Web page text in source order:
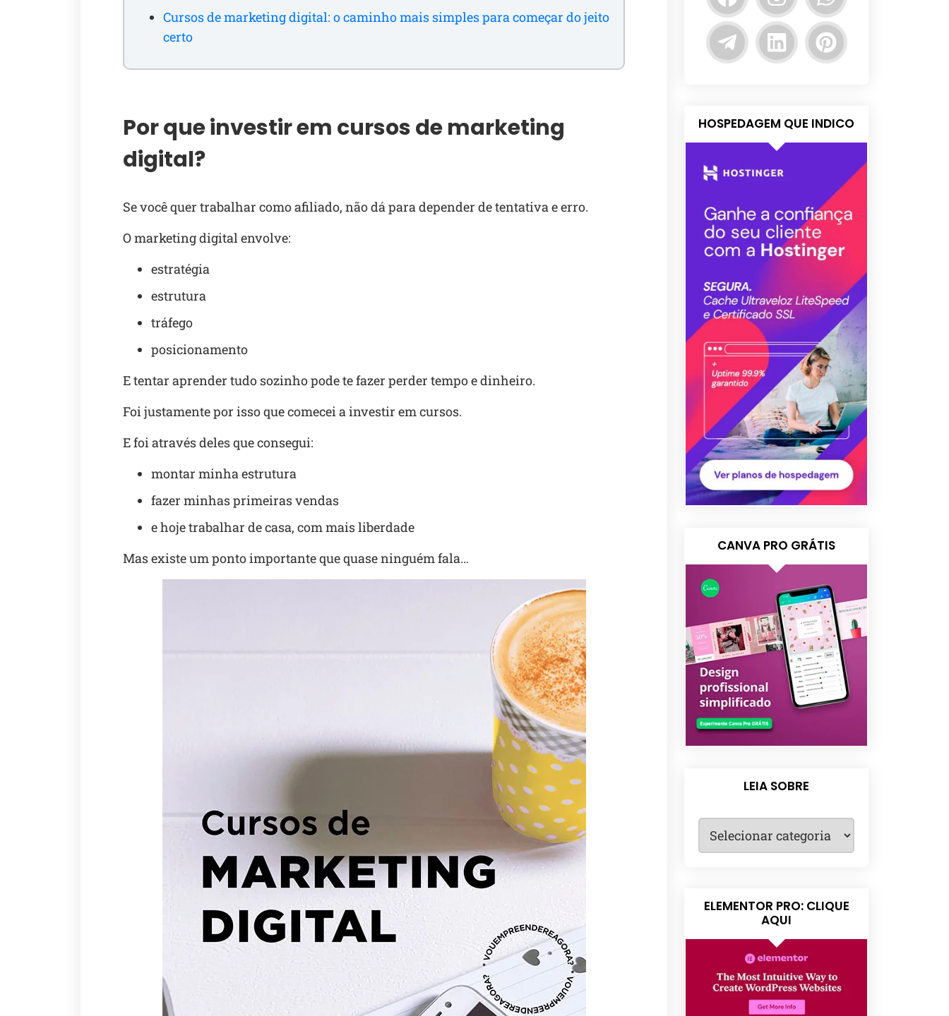
Cursos de marketing digital: o caminho mais simples para começar do jeito
certo
Por que investir em cursos de marketing
digital?
Se você quer trabalhar como afiliado, não dá para depender de tentativa e erro.
O marketing digital envolve:
estratégia
estrutura
tráfego
posicionamento
E tentar aprender tudo sozinho pode te fazer perder tempo e dinheiro.
Foi justamente por isso que comecei a investir em cursos.
E foi através deles que consegui:
montar minha estrutura
fazer minhas primeiras vendas
e hoje trabalhar de casa, com mais liberdade
Mas existe um ponto importante que quase ninguém fala…
HOSPEDAGEM QUE INDICO
CANVA PRO GRÁTIS
LEIA SOBRE
ELEMENTOR PRO: CLIQUE
AQUI